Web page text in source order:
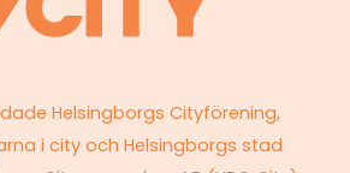
Helsingborgs Cityförening,
i city och Helsingborgs stad